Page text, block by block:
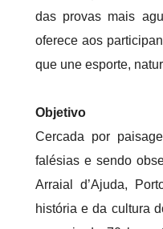
das provas mais
oferece aos
que une esporte,
Objetivo
Cercada por
falésias e sendo
Arraial d’Ajuda,
história e da cultura